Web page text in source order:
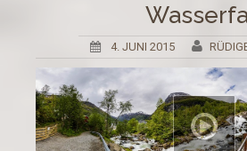
4. JUNI 2015